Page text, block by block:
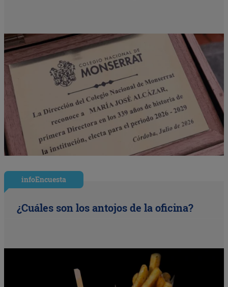
infoEncuesta
¿Cuáles son los antojos de la oficina?